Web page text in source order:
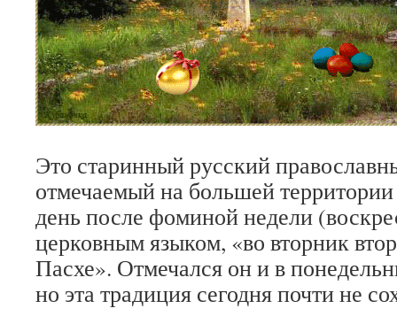
Это старинный русский
отмечаемый на большей
день после фоминой недели
церковным языком, «во вторник
Пасхе». Отмечался он и в
но эта традиция сегодня почти не